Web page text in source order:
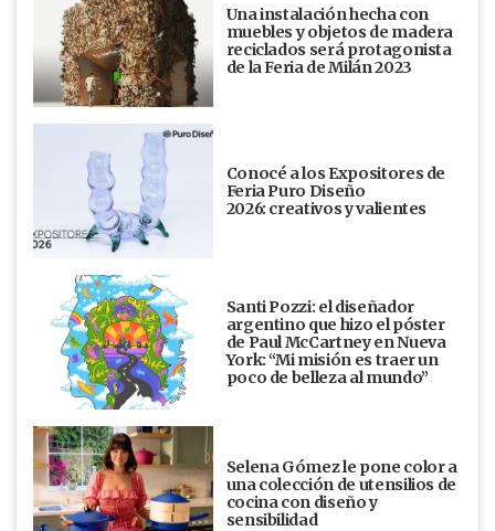
Una instalación hecha con
muebles y objetos de madera
reciclados será protagonista
de la Feria de Milán 2023
Conocé a los Expositores de
Feria Puro Diseño
2026: creativos y valientes
Santi Pozzi: el diseñador
argentino que hizo el póster
de Paul McCartney en Nueva
York: “Mi misión es traer un
poco de belleza al mundo”
Selena Gómez le pone color a
una colección de utensilios de
cocina con diseño y
sensibilidad